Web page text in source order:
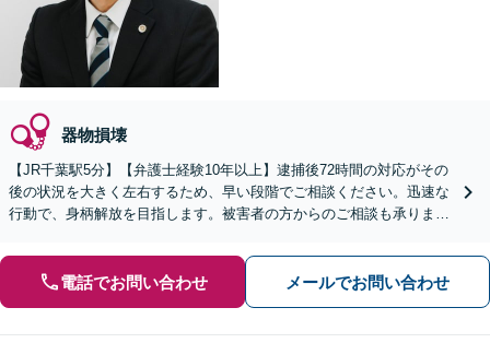
器物損壊
【JR千葉駅5分】【弁護士経験10年以上】逮捕後72時間の対応がその
後の状況を大きく左右するため、早い段階でご相談ください。迅速な
行動で、身柄解放を目指します。被害者の方からのご相談も承ります
電話でお問い合わせ メールでお問い合わせ